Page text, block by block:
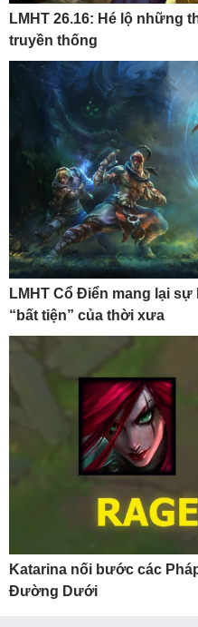
LMHT 26.16: Hé lộ những
truyền thống
LMHT Cổ Điển mang lại
“bất tiện” của thời xưa
Katarina nối bước các
Đường Dưới